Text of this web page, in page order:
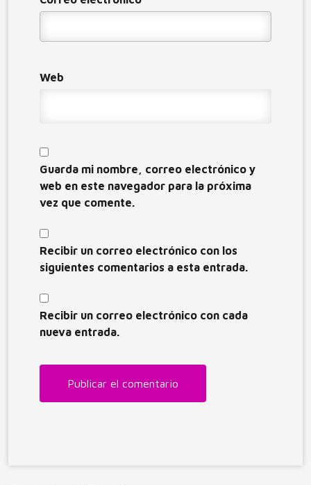
Web
Guarda mi nombre, correo electrónico y
web en este navegador para la próxima
vez que comente.
Recibir un correo electrónico con los
siguientes comentarios a esta entrada.
Recibir un correo electrónico con cada
nueva entrada.